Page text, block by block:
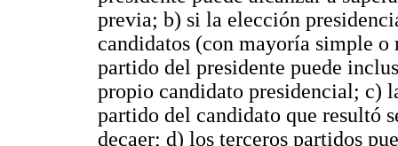
previa; b) si la elección
candidatos (con mayoría simple
partido del presidente puede
propio candidato presidencial; c)
partido del candidato que resultó
decaer; d) los terceros partidos